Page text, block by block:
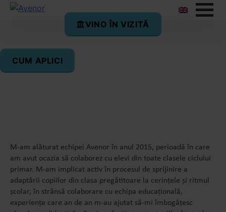
Daniela Radu
M-am alăturat echipei Avenor în anul 2015, perioadă în care
am avut ocazia să colaborez cu elevi din toate clasele ciclului
primar. M-am implicat activ în procesul de sprijinire a
adaptării copiilor din clasa pregătitoare la cerințele și ritmul
școlar, în strânsă colaborare cu echipa educațională,
experiențe care an de an m-au ajutat să-mi îmbogățesc
VINO ÎN VIZITĂ
CUM APLICI